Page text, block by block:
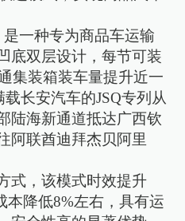
是一种专为商品车运输
底双层设计，每节可装
集装箱装车量提升近一
长安汽车的JSQ专列从
陆海新通道抵达广西钦
阿联酋迪拜杰贝阿里
式，该模式时效提升
降低8%左右，具有运